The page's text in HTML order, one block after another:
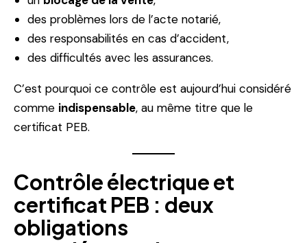
des problèmes lors de l’acte notarié,
des responsabilités en cas d’accident,
des difficultés avec les assurances.
C’est pourquoi ce contrôle est aujourd’hui considéré
comme indispensable, au même titre que le
certificat PEB.
Contrôle électrique et
certificat PEB : deux
obligations